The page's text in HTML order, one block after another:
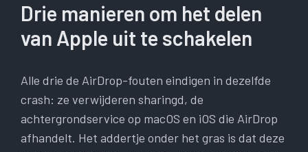
Drie manieren om het delen
van Apple uit te schakelen
Alle drie de AirDrop-fouten eindigen in dezelfde
crash: ze verwijderen sharingd, de
achtergrondservice op macOS en iOS die AirDrop
afhandelt. Het addertje onder het gras is dat deze